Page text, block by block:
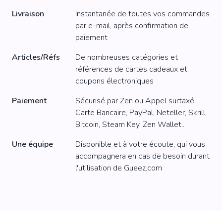
Livraison
Instantanée de toutes vos commandes
par e-mail, après confirmation de
paiement
Articles/Réfs
De nombreuses catégories et
références de cartes cadeaux et
coupons électroniques
Paiement
Sécurisé par Zen ou Appel surtaxé,
Carte Bancaire, PayPal, Neteller, Skrill,
Bitcoin, Steam Key, Zen Wallet...
Une équipe
Disponible et à votre écoute, qui vous
accompagnera en cas de besoin durant
l'utilisation de Gueez.com